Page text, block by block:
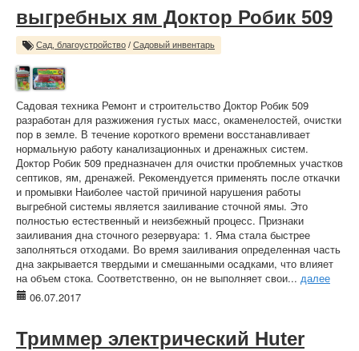
выгребных ям Доктор Робик 509
Сад, благоустройство / Садовый инвентарь
Садовая техника Ремонт и строительство Доктор Робик 509
разработан для разжижения густых масс, окаменелостей, очистки
пор в земле. В течение короткого времени восстанавливает
нормальную работу канализационных и дренажных систем.
Доктор Робик 509 предназначен для очистки проблемных участков
септиков, ям, дренажей. Рекомендуется применять после откачки
и промывки Наиболее частой причиной нарушения работы
выгребной системы является заиливание сточной ямы. Это
полностью естественный и неизбежный процесс. Признаки
заиливания дна сточного резервуара: 1. Яма стала быстрее
заполняться отходами. Во время заиливания определенная часть
дна закрывается твердыми и смешанными осадками, что влияет
на объем стока. Соответственно, он не выполняет свои... далее
06.07.2017
Триммер электрический Huter